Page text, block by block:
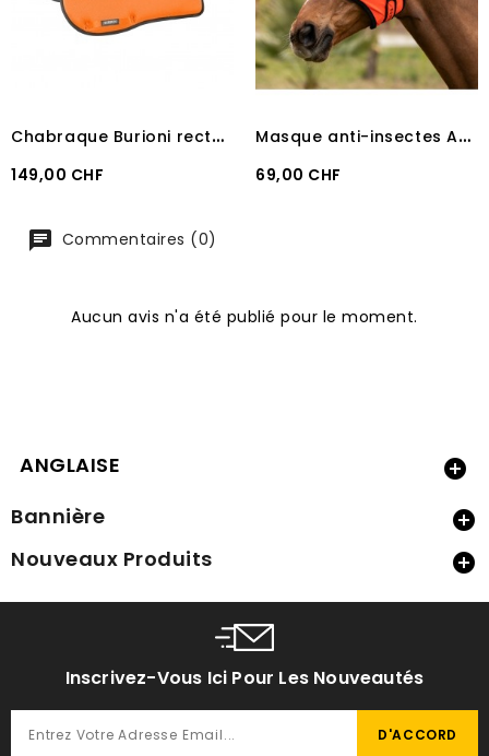
C
habraque Burioni rectangulaire Sympa + TexTech Orange
Prix
149,00 CHF
M
asque anti-insectes Anti UV Equestro GRENADINE
Prix
69,00 CHF
Commentaires (0)
Aucun avis n'a été publié pour le moment.
ANGLAISE 
Bannière 
Nouveaux Produits 
Inscrivez-Vous Ici Pour Les Nouveautés